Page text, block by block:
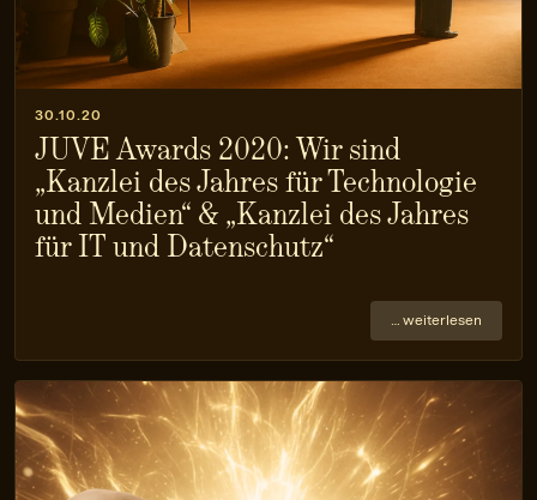
30.10.20
JUVE Awards 2020: Wir sind
„Kanzlei des Jahres für Technologie
und Medien“ & „Kanzlei des Jahres
für IT und Datenschutz“
… weiterlesen